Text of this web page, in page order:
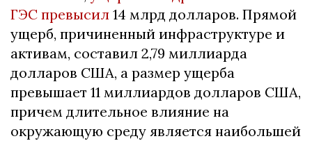
ГЭС превысил 14 млрд долларов. Прямой
ущерб, причиненный инфраструктуре и
активам, составил 2,79 миллиарда
долларов США, а размер ущерба
превышает 11 миллиардов долларов США,
причем длительное влияние на
окружающую среду является наибольшей